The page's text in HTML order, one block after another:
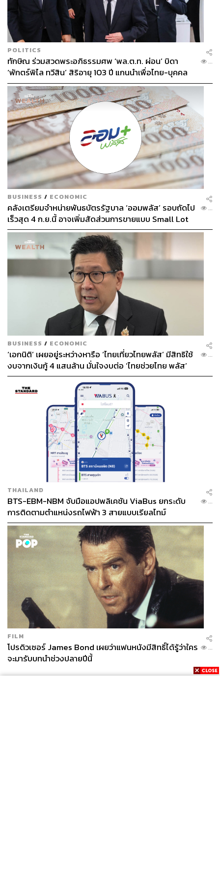
2.5K
ABOUT THE AUTHOR
วันชัย ตันติวิทยาพิทักษ์
อดีตบรรณาธิการบริหารนิตยสาร สารคดี
ปัจจุบันเป็นนักเขียนและผู้ผลิตรายการสารคดี
POLITICS
ทักษิณ ร่วมสวดพระอภิธรรมศพ ‘พล.ต.ท. ผ่อน’ บิดา
‘พักตร์พิไล ทวีสิน’ สิริอายุ 103 ปี แกนนำเพื่อไทย-บุคคล
หลากวงการร่วมอาลัย
...
BUSINESS / ECONOMIC
คลังเตรียมจำหน่ายพันธบัตรรัฐบาล ‘ออมพลัส’ รอบถัดไป
เร็วสุด 4 ก.ย.นี้ อาจเพิ่มสัดส่วนการขายแบบ Small Lot
First มากขึ้น
...
BUSINESS / ECONOMIC
‘เอกนิติ’ เผยอยู่ระหว่างหารือ ‘ไทยเที่ยวไทยพลัส’ มีสิทธิใช้
งบจากเงินกู้ 4 แสนล้าน มั่นใจงบต่อ ‘ไทยช่วยไทย พลัส’
เฟส 2 มีเพียงพอ
...
THAILAND
BTS-EBM-NBM จับมือแอปพลิเคชัน ViaBus ยกระดับ
การติดตามตำแหน่งรถไฟฟ้า 3 สายแบบเรียลไทม์
...
FILM
โปรดิวเซอร์ James Bond เผยว่าแฟนหนังมีสิทธิ์ได้รู้ว่าใคร
จะมารับบทนำช่วงปลายปีนี้
...